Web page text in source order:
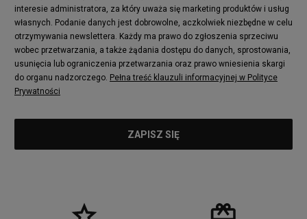
interesie administratora, za który uważa się marketing produktów i usług
własnych. Podanie danych jest dobrowolne, aczkolwiek niezbędne w celu
otrzymywania newslettera. Każdy ma prawo do zgłoszenia sprzeciwu
wobec przetwarzania, a także żądania dostępu do danych, sprostowania,
usunięcia lub ograniczenia przetwarzania oraz prawo wniesienia skargi
do organu nadzorczego. Pełna treść klauzuli informacyjnej w Polityce
Prywatności